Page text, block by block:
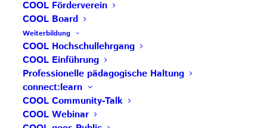
COOL Förderverein
COOL Board
Weiterbildung
COOL Hochschullehrgang
COOL Einführung
Professionelle pädagogische Haltung
connect:learn
COOL Community-Talk
COOL Webinar
erwerben, sondern auch lernen, wie sie dieses
Wissen effektiv an ihre Altersgenossen weitergeben
können. Ganz nach dem Motto:
denk.schule.selbstgesteuert.
Text: Theresa Lörincz